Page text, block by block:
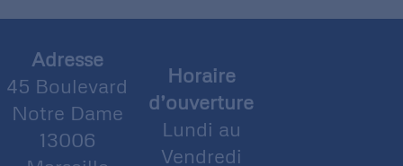
Adresse
45 Boulevard
Notre Dame
13006
Horaire
d’ouverture
Lundi au
Vendredi